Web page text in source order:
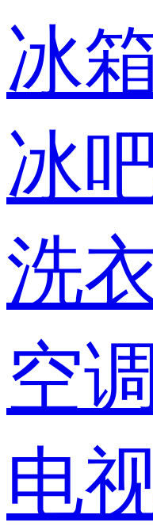
冰
冰
洗
空调
电